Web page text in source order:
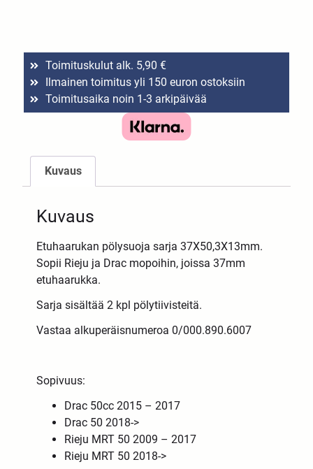
Toimituskulut alk. 5,90 €
Ilmainen toimitus yli 150 euron ostoksiin
Toimitusaika noin 1-3 arkipäivää
Kuvaus
Kuvaus
Etuhaarukan pölysuoja sarja 37X50,3X13mm.
Sopii Rieju ja Drac mopoihin, joissa 37mm
etuhaarukka.
Sarja sisältää 2 kpl pölytiivisteitä.
Vastaa alkuperäisnumeroa 0/000.890.6007
Sopivuus:
Drac 50cc 2015 – 2017
Drac 50 2018->
Rieju MRT 50 2009 – 2017
Rieju MRT 50 2018->